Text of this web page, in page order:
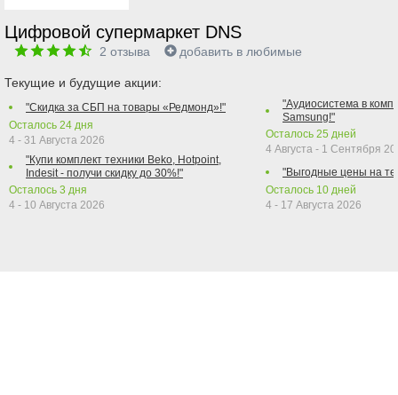
Цифровой супермаркет DNS
2 отзыва добавить в любимые
Текущие и будущие акции:
"Скидка за СБП на товары «Редмонд»!"
Осталось 24 дня
4 - 31 Августа 2026
"Купи комплект техники Beko, Hotpoint,
Indesit - получи скидку до 30%!"
Осталось 3 дня
4 - 10 Августа 2026
"Аудиосистема в
Samsung!"
Осталось 25 дней
4 Августа - 1 Сентября
"Выгодные цены на
Осталось 10 дней
4 - 17 Августа 2026